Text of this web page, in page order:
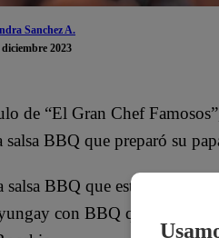
Sanchez A.
diciembre 2023
de “El Gran Chef
BBQ que preparó su
salsa BBQ que está muy
con BBQ que preparó